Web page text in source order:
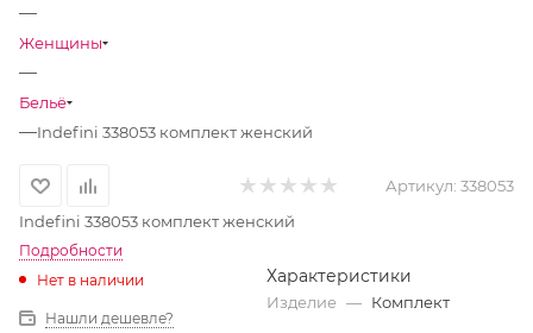
—
Женщины
—
Бельё
—Indefini 338053 комплект женский
Артикул: 338053
Indefini 338053 комплект женский
Подробности
Нет в наличии
Нашли дешевле?
Характеристики
Изделие — Комплект